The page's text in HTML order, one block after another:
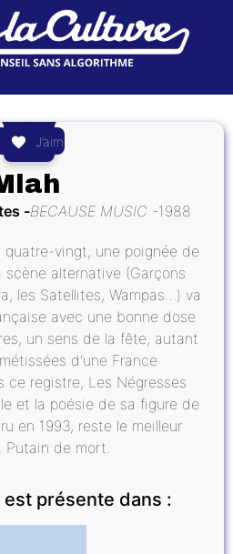
J’aime
BECAUSE MUSIC 1988
quatre-vingt, une poignée de
scène alternative (Garçons
les Satellites, Wampas…) va
avec une bonne dose
un sens de la fête, autant
d'une France
ce registre, Les Négresses
et la poésie de sa figure de
en 1993, reste le meilleur
Putain de mort.
présente dans :